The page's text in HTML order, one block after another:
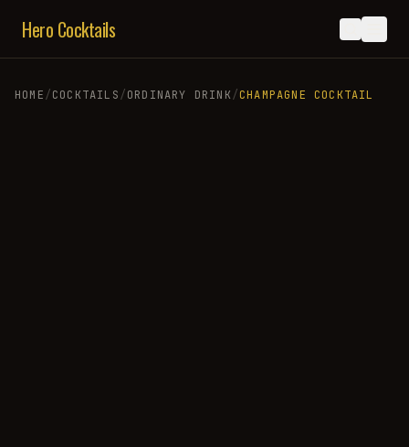
Hero Cocktails
HOME/COCKTAILS/ORDINARY DRINK/CHAMPAGNE COCKTAIL